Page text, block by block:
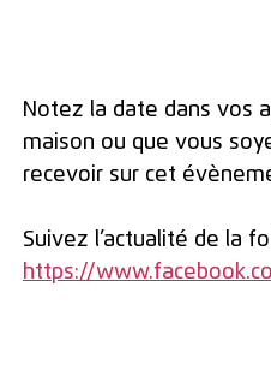
Notez la date dans vos
maison ou que vous
recevoir sur cet
Suivez l’actualité de la
https://